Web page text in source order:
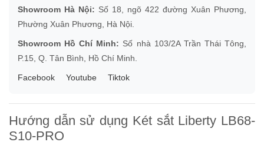
Showroom Hà Nội: Số 18, ngõ 422 đường Xuân Phương,
Phường Xuân Phương, Hà Nội.
Showroom Hồ Chí Minh: Số nhà 103/2A Trần Thái Tông,
P.15, Q. Tân Bình, Hồ Chí Minh.
Facebook Youtube Tiktok
Hướng dẫn sử dụng Két sắt Liberty LB68-
S10-PRO